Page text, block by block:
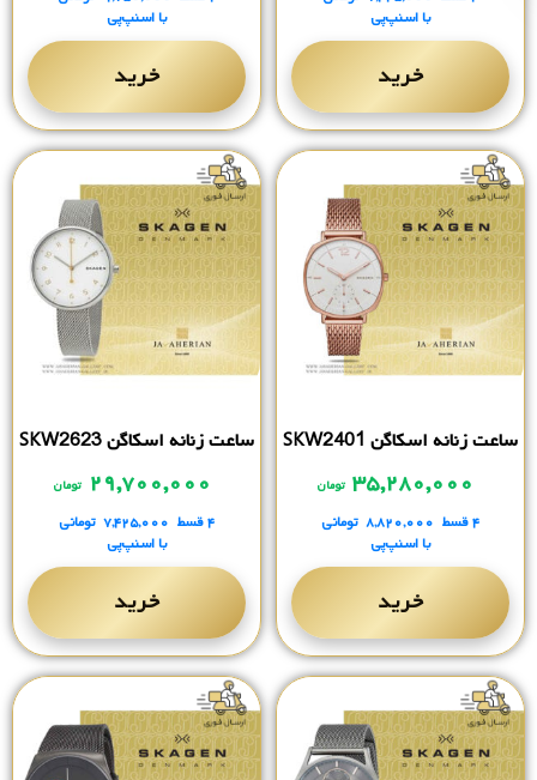
با اسنپ‌پی
خرید
با اسنپ‌پی
خرید
ساعت زنانه اسکاگن SKW2401
۳۵,۲۸۰,۰۰۰ تومان
۴ قسط ۸,۸۲۰,۰۰۰ تومانی
با اسنپ‌پی
خرید
ساعت زنانه اسکاگن SKW2623
۲۹,۷۰۰,۰۰۰ تومان
۴ قسط ۷,۴۲۵,۰۰۰ تومانی
با اسنپ‌پی
خرید